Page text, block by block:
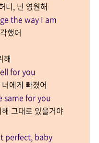
니, 넌 영원해
the way I am
했어
해
for you
에게 빠졌어
same for you
그대로 있을거야
perfect, baby